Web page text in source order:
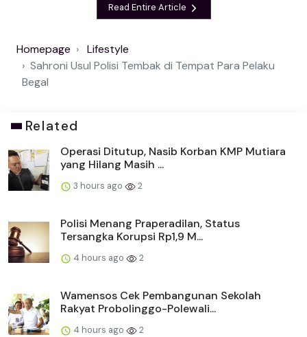
Read Entire Article
Homepage
Lifestyle
Sahroni Usul Polisi Tembak di Tempat Para Pelaku
Begal
Related
Operasi Ditutup, Nasib Korban KMP Mutiara
yang Hilang Masih ...
3 hours ago 2
Polisi Menang Praperadilan, Status
Tersangka Korupsi Rp1,9 M...
4 hours ago 2
Wamensos Cek Pembangunan Sekolah
Rakyat Probolinggo-Polewali...
4 hours ago 2